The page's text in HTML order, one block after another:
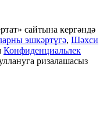
сайтына кергәндә
эшкәртүгә, Шәхси
Конфиденциальлек
ризалашасыз